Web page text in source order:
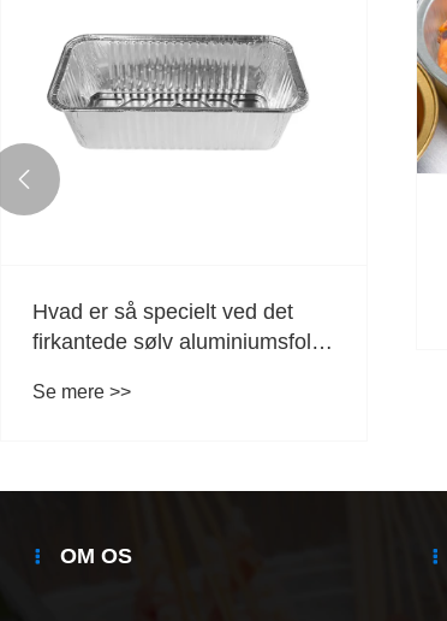
Hvad er så specielt ved det
firkantede sølv aluminiumsfolie
Se mere >>

OM OS